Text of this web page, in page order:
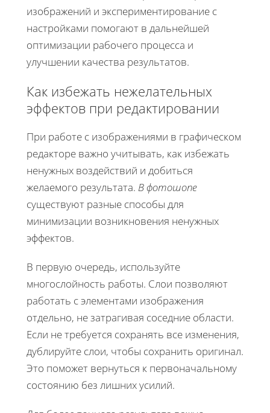
изображений и экспериментирование с
настройками помогают в дальнейшей
оптимизации рабочего процесса и
улучшении качества результатов.
Как избежать нежелательных
эффектов при редактировании
При работе с изображениями в графическом
редакторе важно учитывать, как избежать
ненужных воздействий и добиться
желаемого результата. В фотошопе
существуют разные способы для
минимизации возникновения ненужных
эффектов.
В первую очередь, используйте
многослойность работы. Слои позволяют
работать с элементами изображения
отдельно, не затрагивая соседние области.
Если не требуется сохранять все изменения,
дублируйте слои, чтобы сохранить оригинал.
Это поможет вернуться к первоначальному
состоянию без лишних усилий.